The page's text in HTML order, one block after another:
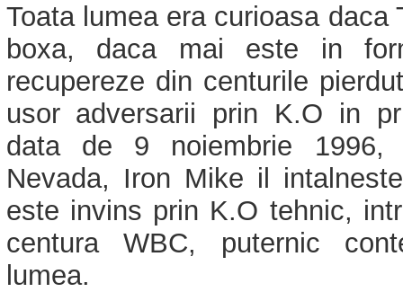
Toata lumea era curioasa daca
boxa, daca mai este in
recupereze din centurile
usor adversarii prin K.O in
data de 9 noiembrie 1996,
Nevada, Iron Mike il
este invins prin K.O tehnic,
centura WBC, puternic
lumea.